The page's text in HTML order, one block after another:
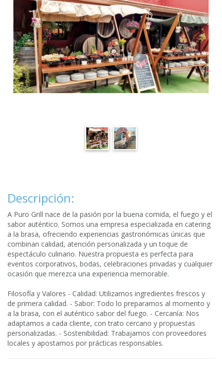
Descripción:
A Puro Grill nace de la pasión por la buena comida, el fuego y el
sabor auténtico. Somos una empresa especializada en catering
a la brasa, ofreciendo experiencias gastronómicas únicas que
combinan calidad, atención personalizada y un toque de
espectáculo culinario. Nuestra propuesta es perfecta para
eventos corporativos, bodas, celebraciones privadas y cualquier
ocasión que merezca una experiencia memorable.
Filosofía y Valores - Calidad: Utilizamos ingredientes frescos y
de primera calidad. - Sabor: Todo lo preparamos al momento y
a la brasa, con el auténtico sabor del fuego. - Cercanía: Nos
adaptamos a cada cliente, con trato cercano y propuestas
personalizadas. - Sostenibilidad: Trabajamos con proveedores
locales y apostamos por prácticas responsables.